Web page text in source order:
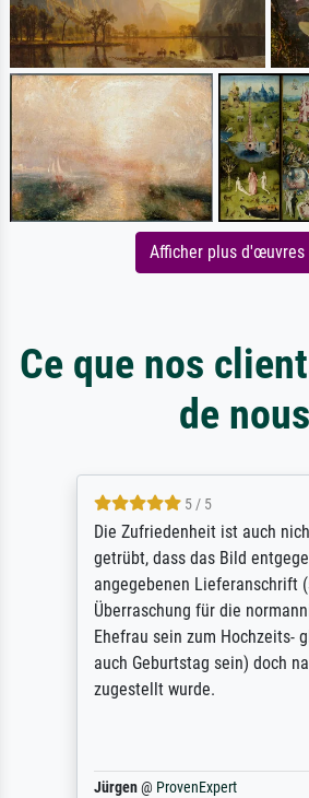
Afficher plus d'œuvres
Ce que nos
de nous
5 / 5
Die Zufriedenheit ist auch
getrübt, dass das Bild
angegebenen Lieferanschrift
Überraschung für die
Ehefrau sein zum Hochzeits-
auch Geburtstag sein) doch
zugestellt wurde.
Jürgen@ ProvenExpert